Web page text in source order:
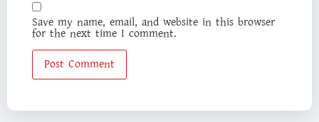
Save my name, email, and website in this browser
for the next time I comment.